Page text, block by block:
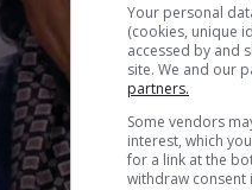
Your personal
(cookies, unique
accessed by and
site. We and our
partners.
Some vendors
interest, which
for a link at the
withdraw consent